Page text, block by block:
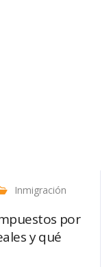
Inmigración
por
y qué